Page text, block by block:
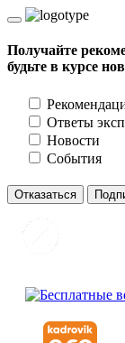
Получайте
будьте в курсе
Ответы
Новости
События
Отказаться